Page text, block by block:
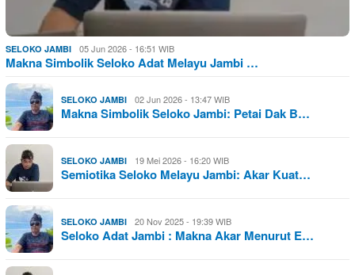
SELOKO JAMBI 05 Jun 2026 - 16:51 WIB
Makna Simbolik Seloko Adat Melayu Jambi …
SELOKO JAMBI 02 Jun 2026 - 13:47 WIB
Makna Simbolik Seloko Jambi: Petai Dak B…
SELOKO JAMBI 19 Mei 2026 - 16:20 WIB
Semiotika Seloko Melayu Jambi: Akar Kuat…
SELOKO JAMBI 20 Nov 2025 - 19:39 WIB
Seloko Adat Jambi : Makna Akar Menurut E…